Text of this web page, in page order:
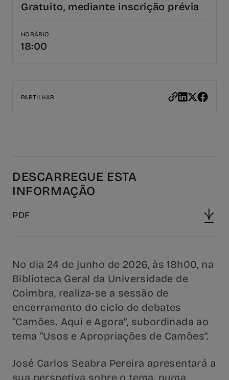
Gratuito, mediante inscrição prévia
HORÁRIO
18:00
PARTILHAR
DESCARREGUE ESTA
INFORMAÇÃO
PDF
No dia 24 de junho de 2026, às 18h00, na
Biblioteca Geral da Universidade de
Coimbra, realiza-se a sessão de
encerramento do ciclo de debates
“Camões. Aqui e Agora”, subordinada ao
tema “Usos e Apropriações de Camões”.
José Carlos Seabra Pereira apresentará a
sua perspetiva sobre o tema, numa